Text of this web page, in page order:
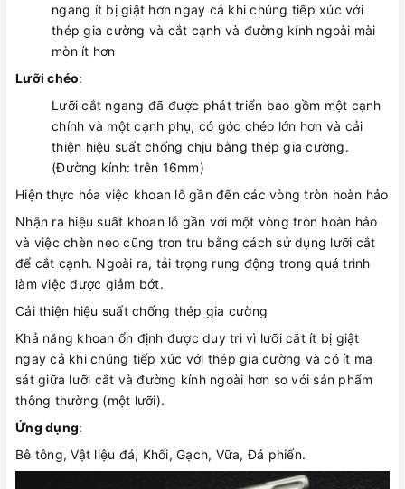
ngang ít bị giật hơn ngay cả khi chúng tiếp xúc với
thép gia cường và cắt cạnh và đường kính ngoài mài
mòn ít hơn
Lưỡi chéo:
Lưỡi cắt ngang đã được phát triển bao gồm một cạnh
chính và một cạnh phụ, có góc chéo lớn hơn và cải
thiện hiệu suất chống chịu bằng thép gia cường.
(Đường kính: trên 16mm)
Hiện thực hóa việc khoan lỗ gần đến các vòng tròn hoàn hảo
Nhận ra hiệu suất khoan lỗ gần với một vòng tròn hoàn hảo
và việc chèn neo cũng trơn tru bằng cách sử dụng lưỡi cắt
để cắt cạnh. Ngoài ra, tải trọng rung động trong quá trình
làm việc được giảm bớt.
Cải thiện hiệu suất chống thép gia cường
Khả năng khoan ổn định được duy trì vì lưỡi cắt ít bị giật
ngay cả khi chúng tiếp xúc với thép gia cường và có ít ma
sát giữa lưỡi cắt và đường kính ngoài hơn so với sản phẩm
thông thường (một lưỡi).
Ứng dụng:
Bê tông, Vật liệu đá, Khối, Gạch, Vữa, Đá phiến.